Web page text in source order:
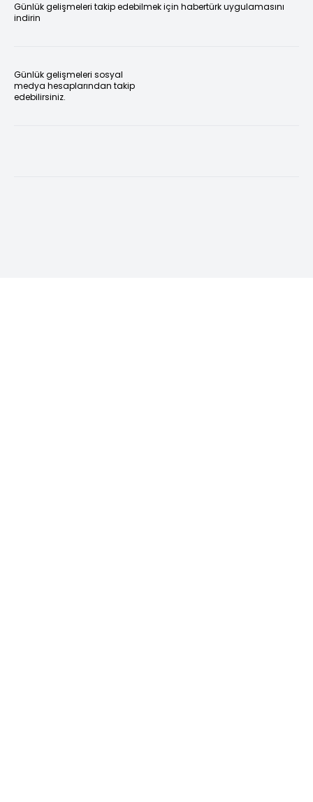
Günlük gelişmeleri takip edebilmek için habertürk uygulamasını
indirin
Günlük gelişmeleri sosyal
medya hesaplarından takip
edebilirsiniz.